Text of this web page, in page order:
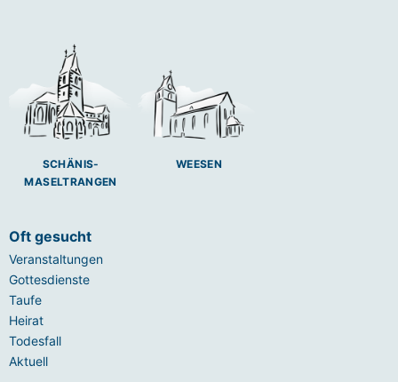
SCHÄNIS-
MASELTRANGEN
WEESEN
Oft gesucht
Veranstaltungen
Gottesdienste
Taufe
Heirat
Todesfall
Aktuell